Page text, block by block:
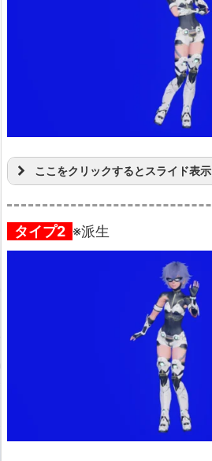
ここをクリックするとスライド表示
タイプ2 ※派生